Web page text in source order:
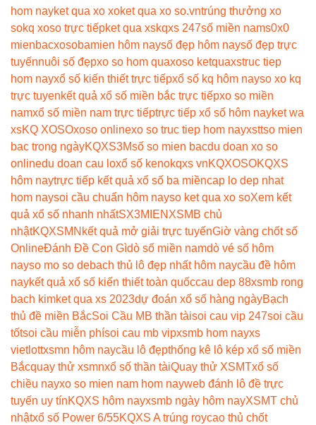
hom nayket qua xo xoket qua xo so.vntrúng thưởng xo
sokq xoso trực tiếpket qua xskqxs 247số miền nams0x0
mienbacxosobamien hôm naysố đẹp hôm naysố đẹp trực
tuyếnnuôi số đẹpxo so hom quaxoso ketquaxstruc tiep
hom nayxổ số kiến thiết trực tiếpxổ số kq hôm nayso xo kq
trực tuyenkết quả xổ số miền bắc trực tiếpxo so miền
namxổ số miền nam trực tiếptrực tiếp xổ số hôm nayket wa
xsKQ XOSOxoso onlinexo so truc tiep hom nayxsttso mien
bac trong ngàyKQXS3Msố so mien bacdu doan xo so
onlinedu doan cau loxổ số kenokqxs vnKQXOSOKQXS
hôm naytrực tiếp kết quả xổ số ba miềncap lo dep nhat
hom naysoi cầu chuẩn hôm nayso ket qua xo soXem kết
quả xổ số nhanh nhấtSX3MIEN XSMB chủ
nhậtKQXSMN kết quả mở giải trực tuyếnGiờ vàng chốt số
OnlineĐánh Đề Con Gìdò số miền namdò vé số hôm
nayso mo so debach thủ lô đẹp nhất hôm naycầu đề hôm
naykết quả xổ số kiến thiết toàn quốccau dep 88xsmb rong
bach kimket qua xs 2023dự đoán xổ số hàng ngàyBạch
thủ đề miền BắcSoi Cầu MB thần tàisoi cau vip 247soi cầu
tốtsoi cầu miễn phísoi cau mb vipxsmb hom nayxs
vietlottxsmn hôm naycầu lô đẹpthống kê lô kép xổ số miền
Bắcquay thử xsmnxổ số thần tàiQuay thử XSMTxổ số
chiều nayxo so mien nam hom nayweb đánh lô đề trực
tuyến uy tínKQXS hôm nayxsmb ngày hôm nayXSMT chủ
nhậtxổ số Power 6/55KQXS A trúng roycao thủ chốt